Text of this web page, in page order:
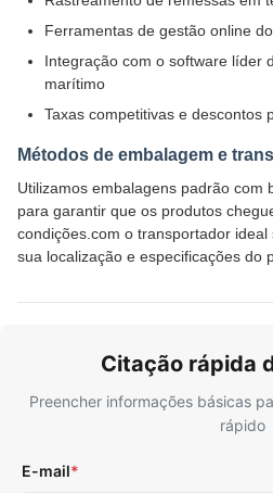
Ferramentas de gestão online
Integração com o software líder
marítimo
Taxas competitivas e descontos
Métodos de embalagem e
Utilizamos embalagens padrão com
para garantir que os produtos
condições.com o transportador
sua localização e especificações do
Citação rápida
Preencher informações básicas
rápido
E-mail*